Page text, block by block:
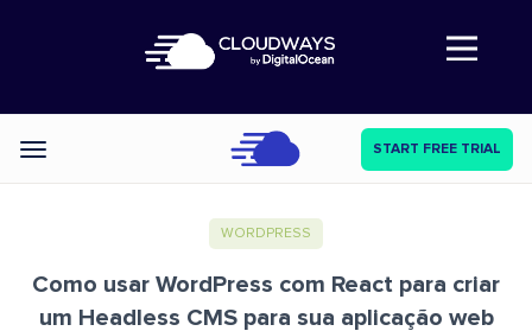
Abre a navegação
Categories START FREE TRIAL
WORDPRESS
Como usar WordPress com React para criar
um Headless CMS para sua aplicação web